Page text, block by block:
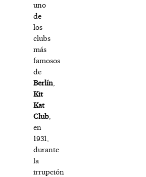
uno
de
los
clubs
más
famosos
de
Berlín,
Kit
Kat
Club,
en
1931,
durante
la
irrupción